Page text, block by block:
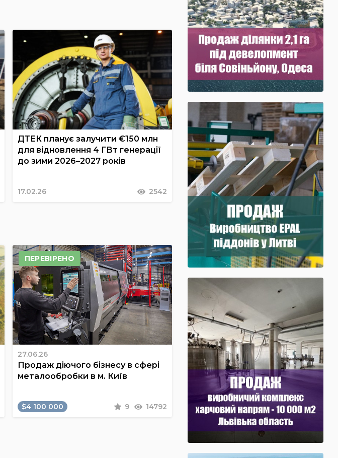
ДТЕК планує залучити €150 млн
для відновлення 4 ГВт генерації
до зими 2026–2027 років
17.02.26 2542
ПЕРЕВІРЕНО
27.06.26
Продаж діючого бізнесу в сфері
металообробки в м. Київ
$4 100 000 9 14792